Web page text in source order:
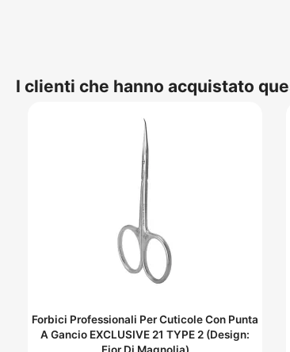
I clienti che hanno acquistato
Forbici Professionali Per Cuticole Con Punta
A Gancio EXCLUSIVE 21 TYPE 2 (Design: